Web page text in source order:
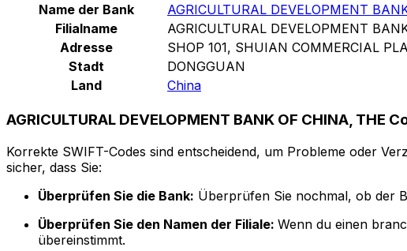
Name der Bank
AGRICULTURAL DEVELOPMENT
Filialname
AGRICULTURAL DEVELOPMENT
Adresse
SHOP 101, SHUIAN COMMERCIAL
Stadt
DONGGUAN
Land
China
AGRICULTURAL DEVELOPMENT BANK OF CHINA, THE
Korrekte SWIFT-Codes sind entscheidend, um Probleme oder
sicher, dass Sie:
Überprüfen Sie die Bank: Überprüfen Sie nochmal, ob der
Überprüfen Sie den Namen der Filiale: Wenn du einen
übereinstimmt.